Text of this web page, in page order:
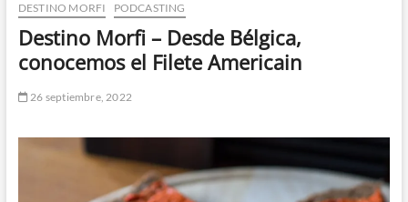
DESTINO MORFI PODCASTING
Destino Morfi – Desde Bélgica,
conocemos el Filete Americain
26 septiembre, 2022